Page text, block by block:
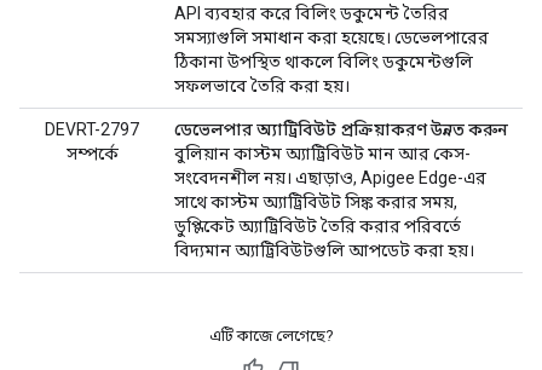
API ব্যবহার করে বিলিং ডকুমেন্ট তৈরির
সমস্যাগুলি সমাধান করা হয়েছে। ডেভেলপারের
ঠিকানা উপস্থিত থাকলে বিলিং ডকুমেন্টগুলি
সফলভাবে তৈরি করা হয়।
DEVRT-2797
সম্পর্কে
ডেভেলপার অ্যাট্রিবিউট প্রক্রিয়াকরণ উন্নত করুন
বুলিয়ান কাস্টম অ্যাট্রিবিউট মান আর কেস-
সংবেদনশীল নয়। এছাড়াও, Apigee Edge-এর
সাথে কাস্টম অ্যাট্রিবিউট সিঙ্ক করার সময়,
ডুপ্লিকেট অ্যাট্রিবিউট তৈরি করার পরিবর্তে
বিদ্যমান অ্যাট্রিবিউটগুলি আপডেট করা হয়।
এটি কাজে লেগেছে?